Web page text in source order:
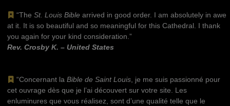
“The St. Louis Bible arrived in good order. I am absolutely in awe
at it. It is so beautiful and so meaningful for this Cathedral. I thank
you again for your kind consideration.”
Rev. Crosby K. – United States
“Concernant la Bible de Saint Louis , je me suis passionné pour
cet ouvrage dès que je l’ai découvert sur votre site. Les
enluminures que vous réalisez, sont d’une qualité telle que le